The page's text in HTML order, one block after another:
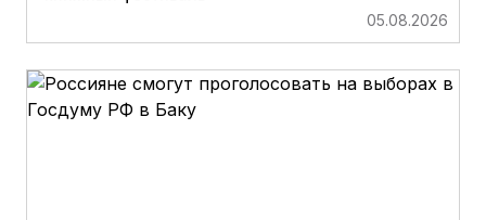
05.08.2026